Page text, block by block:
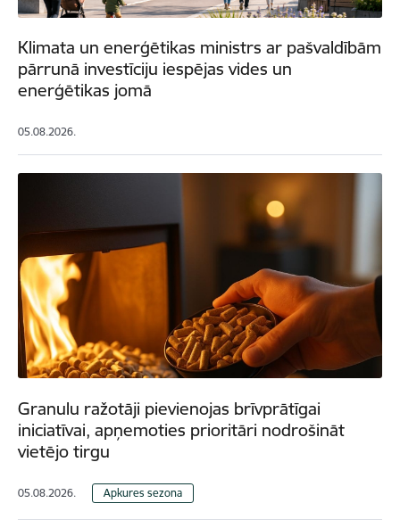
Klimata un enerģētikas ministrs ar pašvaldībām
pārrunā investīciju iespējas vides un
enerģētikas jomā
05.08.2026.
Granulu ražotāji pievienojas brīvprātīgai
iniciatīvai, apņemoties prioritāri nodrošināt
vietējo tirgu
05.08.2026. Apkures sezona